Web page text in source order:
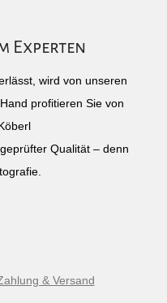
Experten
wird von unseren
profitieren Sie von
Qualität – denn
& Versand